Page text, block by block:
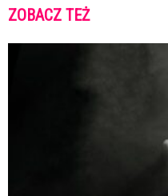
ZOBACZ TEŻ